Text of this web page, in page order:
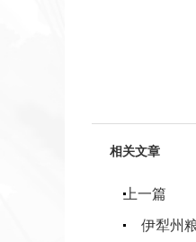
相关文章
上一篇
伊犁州